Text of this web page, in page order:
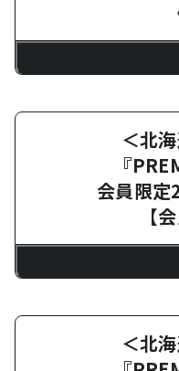
＜北
『
会員限定
【
＜北